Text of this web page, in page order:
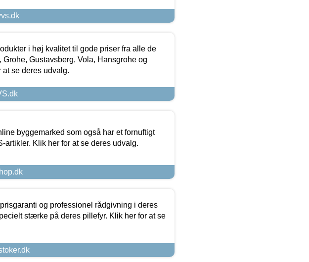
i høj kvalitet til gode priser fra alle de
Gustavsberg, Vola, Hansgrohe og
at se deres udvalg.
byggemarked som også har et fornuftigt
artikler. Klik her for at se deres udvalg.
og professionel rådgivning i deres
stærke på deres pillefyr. Klik her for at se